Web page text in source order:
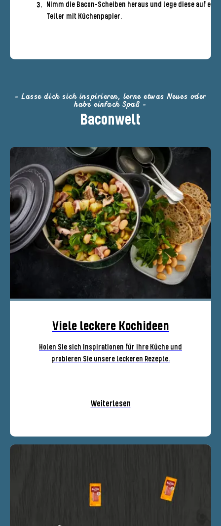
Nimm die Bacon-Scheiben heraus und lege diese auf
Teller mit Küchenpapier.
- Lasse dich sich inspirieren, lerne etwas Neues oder
habe einfach Spaß -
Baconwelt
Viele leckere Kochideen
Holen Sie sich Inspirationen für ihre Küche und
probieren Sie unsere leckeren Rezepte.
Weiterlesen